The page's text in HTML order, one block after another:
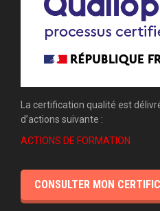
La certification qualité est
d’actions suivante :
ACTIONS DE FORMATION
CONSULTER MON